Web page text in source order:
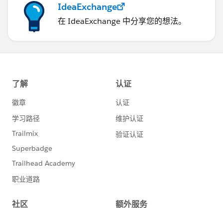
IdeaExchange
在 IdeaExchange 中分享您的想法。